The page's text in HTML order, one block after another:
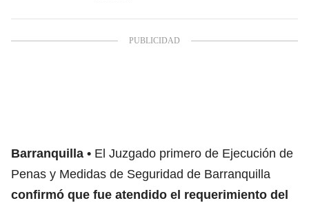
Barranquilla
El Juzgado primero de Ejecución de
Penas y Medidas de Seguridad de Barranquilla
confirmó que fue atendido el requerimiento del